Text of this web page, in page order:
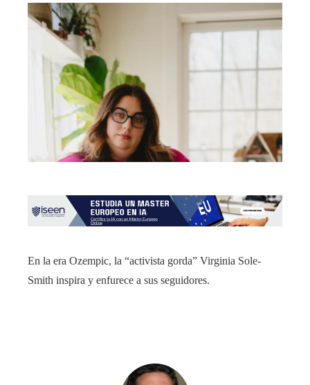
En la era Ozempic, la “activista gorda” Virginia Sole-
Smith inspira y enfurece a sus seguidores.